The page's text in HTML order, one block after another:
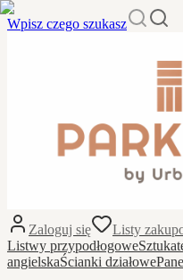
Wpisz czego szukasz
Zaloguj się Listy
Listwy przypodłogowe
angielskaŚcianki działowe